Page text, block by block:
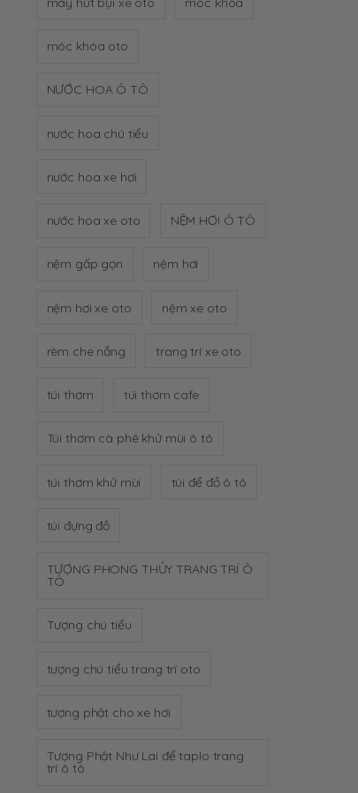
móc khóa oto
NƯỚC HOA Ô TÔ
nước hoa chú tiểu
nước hoa xe hơi
nước hoa xe oto NỆM HƠI Ô TÔ
nệm gấp gọn nệm hơi
nệm hơi xe oto nệm xe oto
rèm che nắng trang trí xe oto
túi thơm túi thơm cafe
Túi thơm cà phê khử mùi ô tô
túi thơm khử mùi túi để đồ ô tô
túi đựng đồ
TƯỢNG PHONG THỦY TRANG TRÍ Ô
TÔ
Tượng chú tiểu
tượng chú tiểu trang trí oto
tượng phật cho xe hơi
Tượng Phật Như Lai để taplo trang
trí ô tô